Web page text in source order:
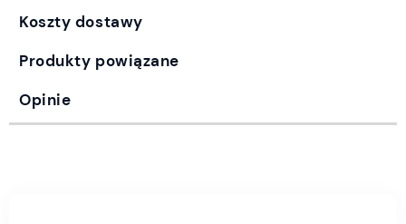
Koszty dostawy
Produkty powiązane
Opinie